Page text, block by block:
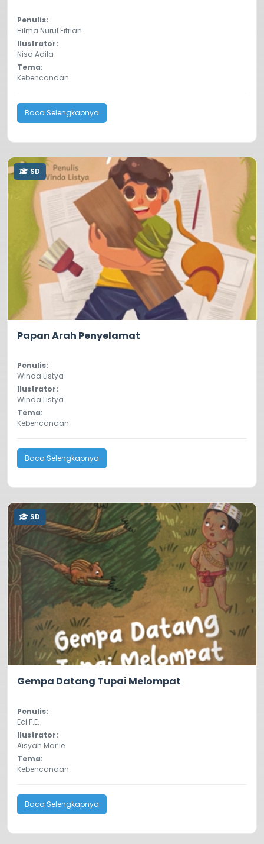
Penulis:
Hilma Nurul Fitrian
Ilustrator:
Nisa Adila
Tema:
Kebencanaan
Baca Selengkapnya
SD
Papan Arah Penyelamat
Penulis:
Winda Listya
Ilustrator:
Winda Listya
Tema:
Kebencanaan
Baca Selengkapnya
SD
Gempa Datang Tupai Melompat
Penulis:
Eci F.E.
Ilustrator:
Aisyah Mar’ie
Tema:
Kebencanaan
Baca Selengkapnya